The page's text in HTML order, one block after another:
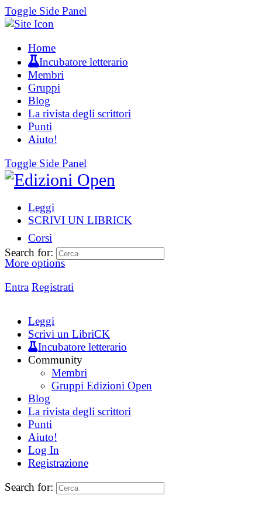
Toggle Side Panel
Home
Incubatore letterario
Membri
Gruppi
Blog
La rivista degli scrittori
Punti
Aiuto!
Toggle Side Panel
Leggi
SCRIVI UN LIBRICK
Corsi
More options
Entra Registrati
Search for:
Leggi
Scrivi un LibriCK
Incubatore letterario
Community
Membri
Gruppi Edizioni Open
Blog
La rivista degli scrittori
Punti
Aiuto!
Log In
Registrazione
Search for: